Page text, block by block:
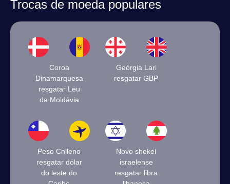
Trocas de moeda populares
Coroa
Dinamarquesa
resgatar Leu
da Moldávia
Geórgia Lari
resgatar GBP
Peso Chileno
resgatar dólar
do leste do
Novo shekel
israelense
resgatar libra